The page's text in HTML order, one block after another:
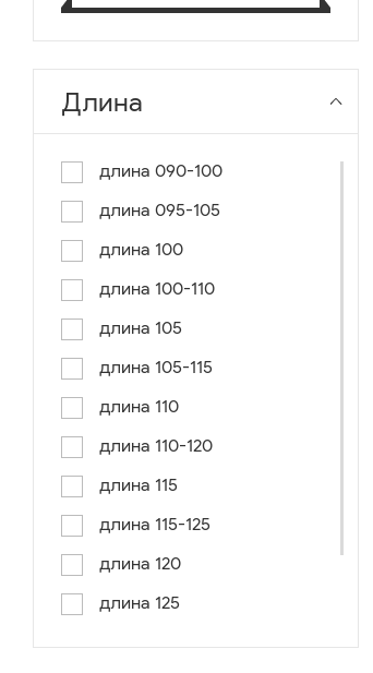
Длина
длина 090-100
длина 095-105
длина 100
длина 100-110
длина 105
длина 105-115
длина 110
длина 110-120
длина 115
длина 115-125
длина 120
длина 125
длина 130